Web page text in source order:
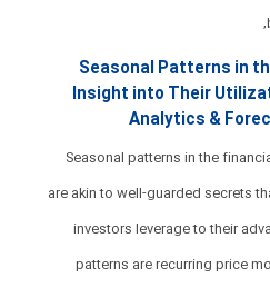
Seasonal Patterns in
Insight into Their
Analytics &
[ad_1] Seasonal patterns in the
are akin to well-guarded secrets
investors leverage to their
patterns are recurring price